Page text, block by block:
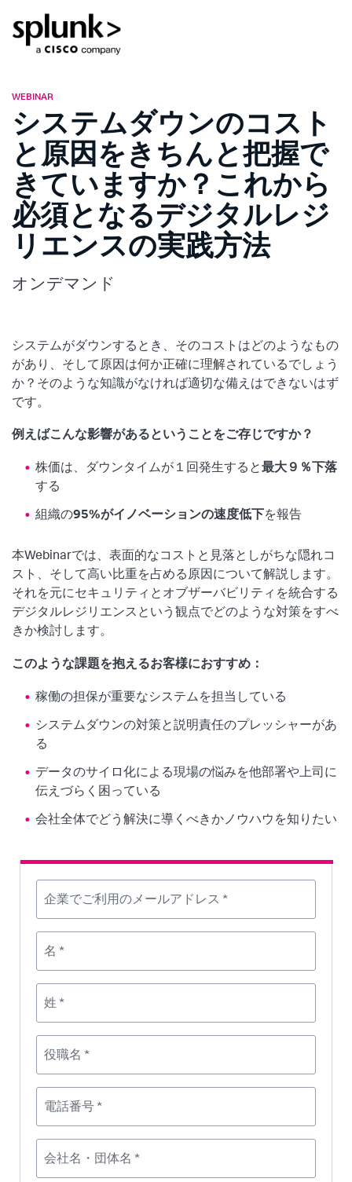
WEBINAR
システムダウンのコスト
と原因をきちんと把握で
きていますか？これから
必須となるデジタルレジ
リエンスの実践方法
オンデマンド
システムがダウンするとき、そのコストはどのようなもの
があり、そして原因は何か正確に理解されているでしょう
か？そのような知識がなければ適切な備えはできないはず
です。
例えばこんな影響があるということをご存じですか？
株価は、ダウンタイムが１回発生すると最大９％下落
する
組織の95%がイノベーションの速度低下 を報告
本Webinarでは、表面的なコストと見落としがちな隠れコ
スト、そして高い比重を占める原因について解説します。
それを元にセキュリティとオブザーバビリティを統合する
デジタルレジリエンスという観点でどのような対策をすべ
きか検討します。
このような課題を抱えるお客様におすすめ：
稼働の担保が重要なシステムを担当している
システムダウンの対策と説明責任のプレッシャーがあ
る
データのサイロ化による現場の悩みを他部署や上司に
伝えづらく困っている
会社全体でどう解決に導くべきかノウハウを知りたい
企業でご利用のメールアドレス *
名 *
姓 *
役職名 *
電話番号 *
会社名・団体名 *